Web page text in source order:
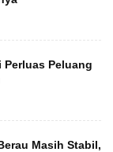
Peluang
Masih Stabil,